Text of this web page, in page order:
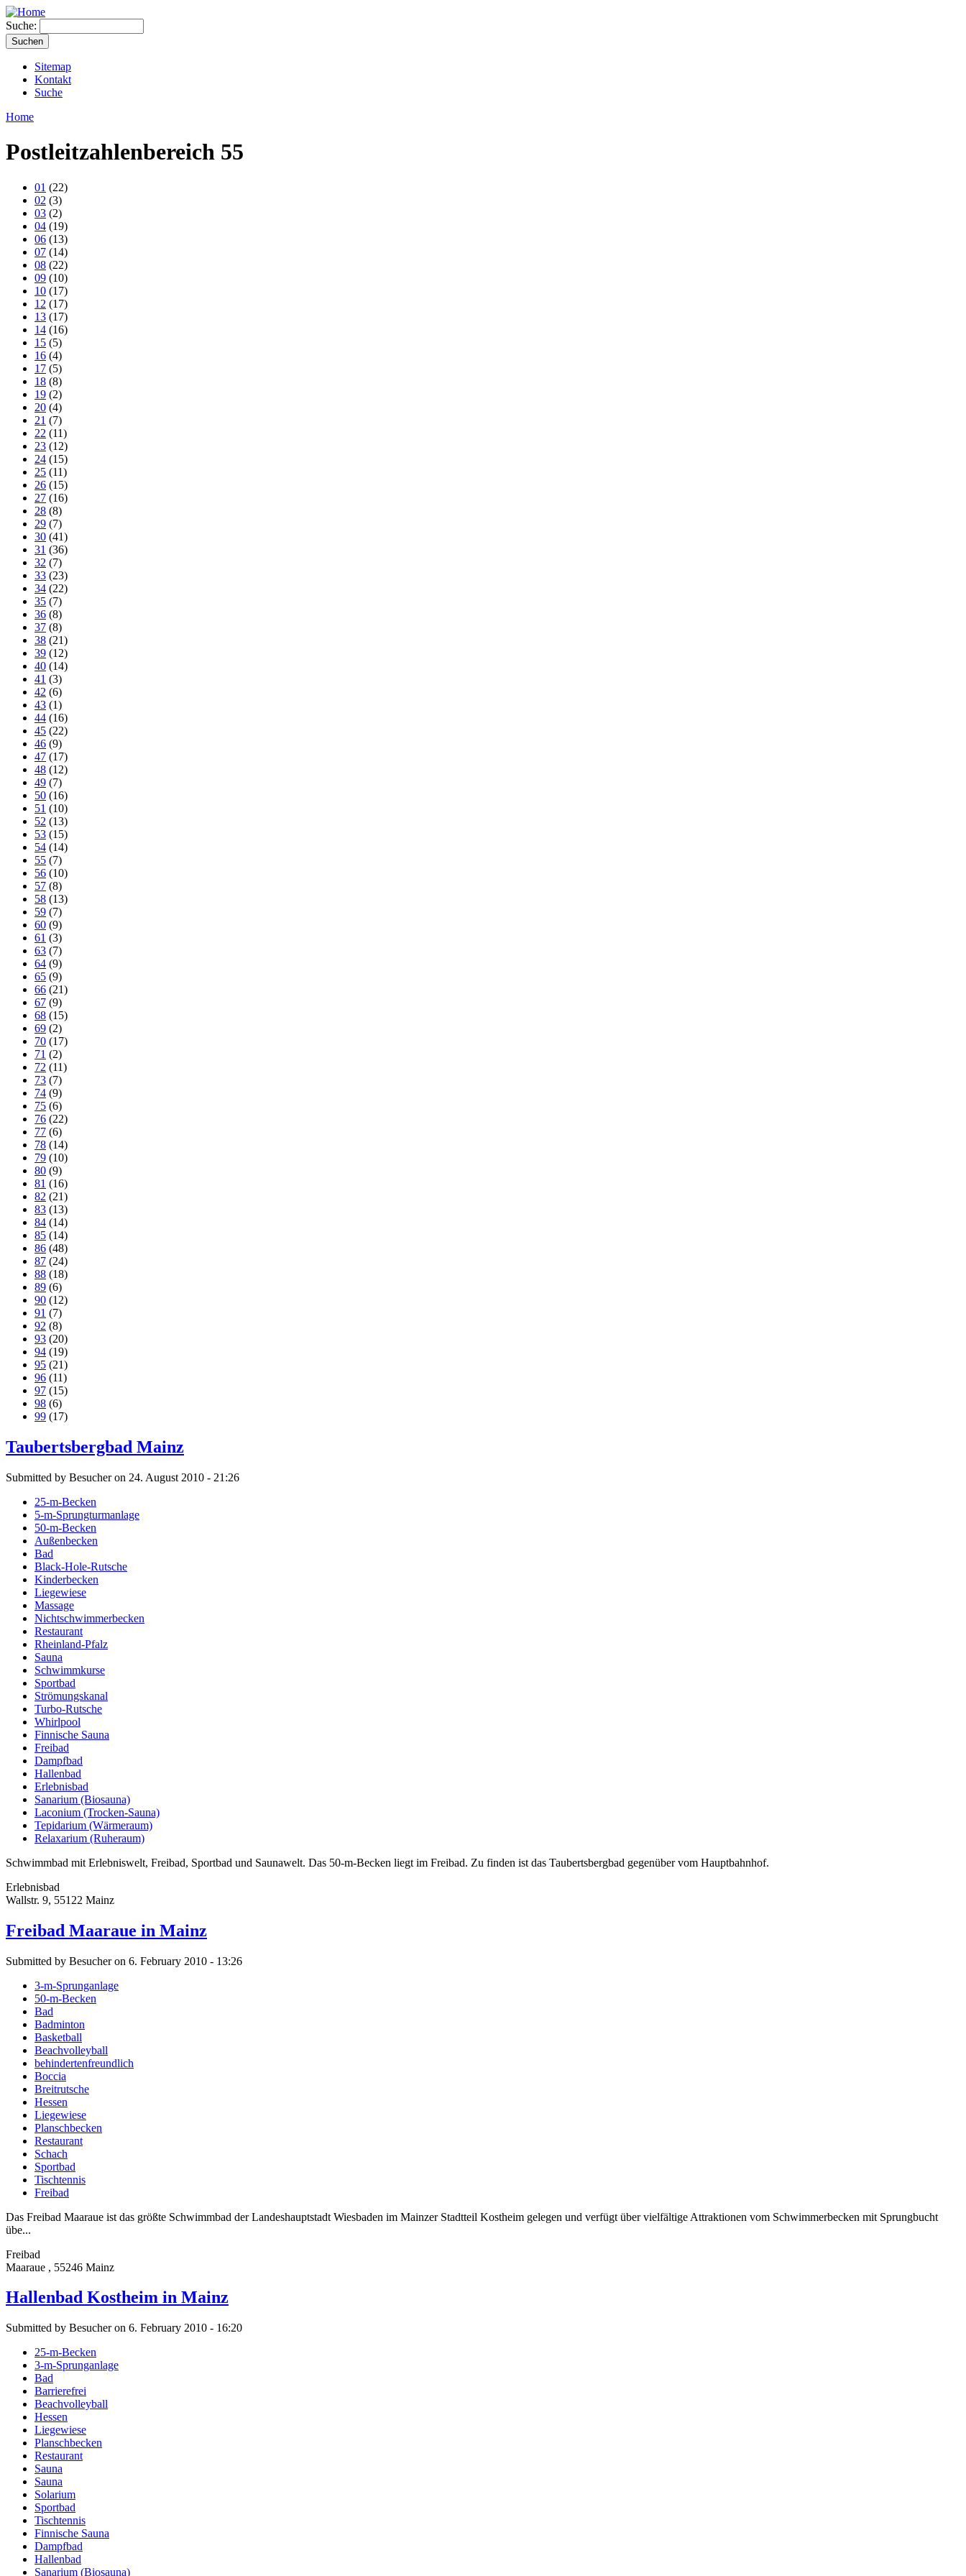
Suche:
Sitemap
Kontakt
Suche
Home
Postleitzahlenbereich 55
01 (22)
02 (3)
03 (2)
04 (19)
06 (13)
07 (14)
08 (22)
09 (10)
10 (17)
12 (17)
13 (17)
14 (16)
15 (5)
16 (4)
17 (5)
18 (8)
19 (2)
20 (4)
21 (7)
22 (11)
23 (12)
24 (15)
25 (11)
26 (15)
27 (16)
28 (8)
29 (7)
30 (41)
31 (36)
32 (7)
33 (23)
34 (22)
35 (7)
36 (8)
37 (8)
38 (21)
39 (12)
40 (14)
41 (3)
42 (6)
43 (1)
44 (16)
45 (22)
46 (9)
47 (17)
48 (12)
49 (7)
50 (16)
51 (10)
52 (13)
53 (15)
54 (14)
55 (7)
56 (10)
57 (8)
58 (13)
59 (7)
60 (9)
61 (3)
63 (7)
64 (9)
65 (9)
66 (21)
67 (9)
68 (15)
69 (2)
70 (17)
71 (2)
72 (11)
73 (7)
74 (9)
75 (6)
76 (22)
77 (6)
78 (14)
79 (10)
80 (9)
81 (16)
82 (21)
83 (13)
84 (14)
85 (14)
86 (48)
87 (24)
88 (18)
89 (6)
90 (12)
91 (7)
92 (8)
93 (20)
94 (19)
95 (21)
96 (11)
97 (15)
98 (6)
99 (17)
Taubertsbergbad Mainz
Submitted by Besucher on 24. August 2010 - 21:26
25-m-Becken
5-m-Sprungturmanlage
50-m-Becken
Außenbecken
Bad
Black-Hole-Rutsche
Kinderbecken
Liegewiese
Massage
Nichtschwimmerbecken
Restaurant
Rheinland-Pfalz
Sauna
Schwimmkurse
Sportbad
Strömungskanal
Turbo-Rutsche
Whirlpool
Finnische Sauna
Freibad
Dampfbad
Hallenbad
Erlebnisbad
Sanarium (Biosauna)
Laconium (Trocken-Sauna)
Tepidarium (Wärmeraum)
Relaxarium (Ruheraum)
Schwimmbad mit Erlebniswelt, Freibad, Sportbad und Saunawelt. Das 50-m-Becken liegt im Freibad. Zu finden ist das Taubertsbergbad gegenüber vom Hauptbahnhof.
Erlebnisbad
Wallstr. 9, 55122 Mainz
Freibad Maaraue in Mainz
Submitted by Besucher on 6. February 2010 - 13:26
3-m-Sprunganlage
50-m-Becken
Bad
Badminton
Basketball
Beachvolleyball
behindertenfreundlich
Boccia
Breitrutsche
Hessen
Liegewiese
Planschbecken
Restaurant
Schach
Sportbad
Tischtennis
Freibad
Das Freibad Maaraue ist das größte Schwimmbad der Landeshauptstadt Wiesbaden im Mainzer Stadtteil Kostheim gelegen und verfügt über vielfältige Attraktionen vom Schwimmerbecken mit Sprungbucht
übe...
Freibad
Maaraue , 55246 Mainz
Hallenbad Kostheim in Mainz
Submitted by Besucher on 6. February 2010 - 16:20
25-m-Becken
3-m-Sprunganlage
Bad
Barrierefrei
Beachvolleyball
Hessen
Liegewiese
Planschbecken
Restaurant
Sauna
Sauna
Solarium
Sportbad
Tischtennis
Finnische Sauna
Dampfbad
Hallenbad
Sanarium (Biosauna)